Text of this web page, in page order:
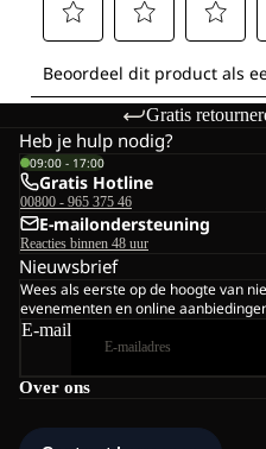
Gratis
Over ons
Heb je hulp nodig?
09:00 - 17:00
Gratis Hotline
00800 - 965 375 46
E-mailondersteuning
Reacties binnen 48 uur
Nieuwsbrief
Wees als eerste op de hoogte van
evenementen en online
E-mail